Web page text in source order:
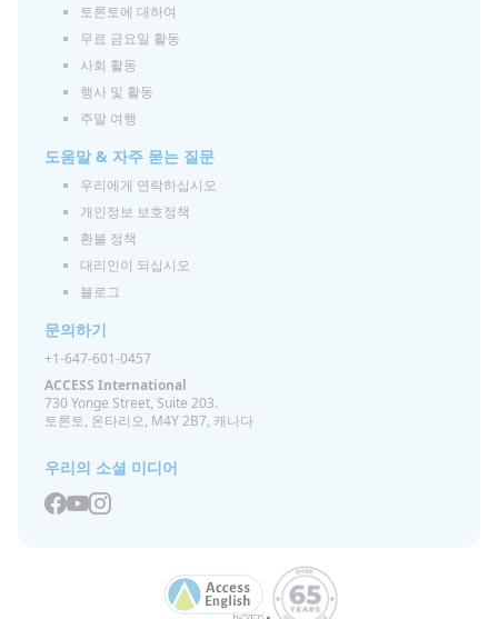
토론토에 대하여
무료 금요일 활동
사회 활동
행사 및 활동
주말 여행
도움말 & 자주 묻는 질문
우리에게 연락하십시오
개인정보 보호정책
환불 정책
대리인이 되십시오
블로그
문의하기
+1-647-601-0457
ACCESS International
730 Yonge Street, Suite 203.
토론토, 온타리오, M4Y 2B7, 캐나다
우리의 소셜 미디어